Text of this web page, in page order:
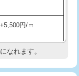
+5,500円/ｍ
現地調査
なれます。